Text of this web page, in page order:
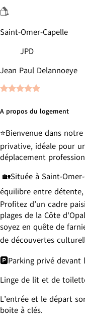
Saint-Omer-Capelle
JPD
Jean Paul Delannoeye
A propos du logement
⭐Bienvenue dans
privative, idéale pour
déplacement
🏡Située à Saint-
équilibre entre
Profitez d’un cadre
plages de la Côte
soyez en quête de
de découvertes
🅿️Parking privé devant
Linge de lit et de
L’entrée et le départ
boite à clés.